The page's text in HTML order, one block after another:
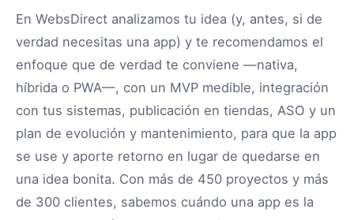
En WebsDirect analizamos tu idea (y, antes, si de
verdad necesitas una app) y te recomendamos el
enfoque que de verdad te conviene —nativa,
híbrida o PWA—, con un MVP medible, integración
con tus sistemas, publicación en tiendas, ASO y un
plan de evolución y mantenimiento, para que la app
se use y aporte retorno en lugar de quedarse en
una idea bonita. Con más de 450 proyectos y más
de 300 clientes, sabemos cuándo una app es la